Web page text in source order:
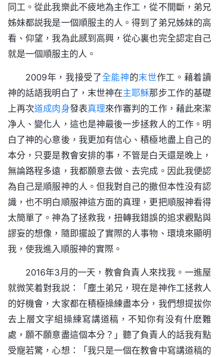
同工。從此我樂此不疲地為主作工，從不間斷，弟兄
姊妹都説我是一個順服主的人。得到了弟兄姊妹的高
看、仰望，我為此感到高興，從心裏也完全認定自己
就是一個順服主的人。
2009年，我接受了全能神的末世作工。藉着讀
神的話語我明白了，末世神在主耶穌那步工作的基礎
上再次道成肉身發表真理來作審判的工作，藉此來潔
净人、變化人，這也是神最後一步拯救人的工作。明
白了神的心意後，我更加有信心、積極地盡上自己的
本分，只要是教會安排的事，不管是白天還是晚上，
無論路程多遠，我都願意去做、去完成。因此我便認
為自己是順服神的人。但我對自己的撒但本性没有認
識，也不明白順服神這方面的真理，更把順服神看得
太簡單了。神為了拯救我，扭轉我錯誤的追求觀點與
謬妄的想像，隨即擺設了實際的人事物、環境來顯明
我，使我進入順服神的實際。
2016年3月的一天，教會負責人來找我。一進屋
就微笑着對我説：「塵土弟兄，現在是神作工拯救人
的好機會，大家都在積極操練盡本分，我們想提拔你
去上層文字組操練寫講道稿，不知你有没有什麽難
處，願不願意盡這個本分？」聽了負責人的話我有點
受寵若驚，心想：「我只是一個在教會中寫講道稿的